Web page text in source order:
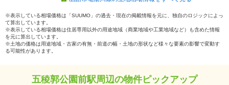
※表示している相場価格は「SUUMO」の過去・現在の掲載情報を元に、独自のロジックによっ
て算出しています。
※表示している相場価格は住居専用以外の用途地域（商業地域や工業地域など）も含めた情報
を元に算出しています。
※土地の価格は用途地域・古家の有無・前道の幅・土地の形状など様々な要素の影響で変動す
る可能性があります。
五稜郭公園前駅周辺の物件ピックアップ